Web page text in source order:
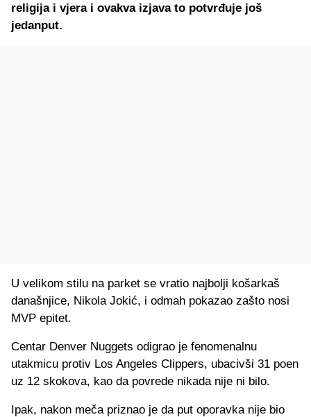
religija i vjera i ovakva izjava to potvrđuje još
jedanput.
U velikom stilu na parket se vratio najbolji košarkaš
današnjice, Nikola Jokić, i odmah pokazao zašto nosi
MVP epitet.
Centar Denver Nuggets odigrao je fenomenalnu
utakmicu protiv Los Angeles Clippers, ubacivši 31 poen
uz 12 skokova, kao da povrede nikada nije ni bilo.
Ipak, nakon meča priznao je da put oporavka nije bio